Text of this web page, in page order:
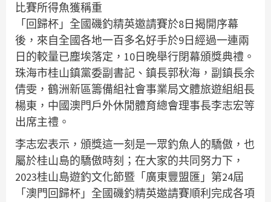
比賽所得魚獲稱重
「回歸杯」全國磯釣精英邀請賽於8日揭開序幕
後，來自全國各地一百多名好手於9日經過一連兩
日的較量已塵埃落定，10日晚舉行閉幕頒獎典禮。
珠海市桂山鎮黨委副書記、鎮長郭秋海，副鎮長余
倩雯，鶴洲新區籌備組社會事業局文體旅遊組組長
楊東，中國澳門戶外休閒體育總會理事長李志宏等
出席主禮。
李志宏表示，頒獎這一刻是一眾釣魚人的驕傲，也
屬於桂山島的驕傲時刻；在大家的共同努力下，
2023桂山島遊釣文化節暨「廣東豐盟匯」第24屆
「澳門回歸杯」全國磯釣精英邀請賽順利完成各項